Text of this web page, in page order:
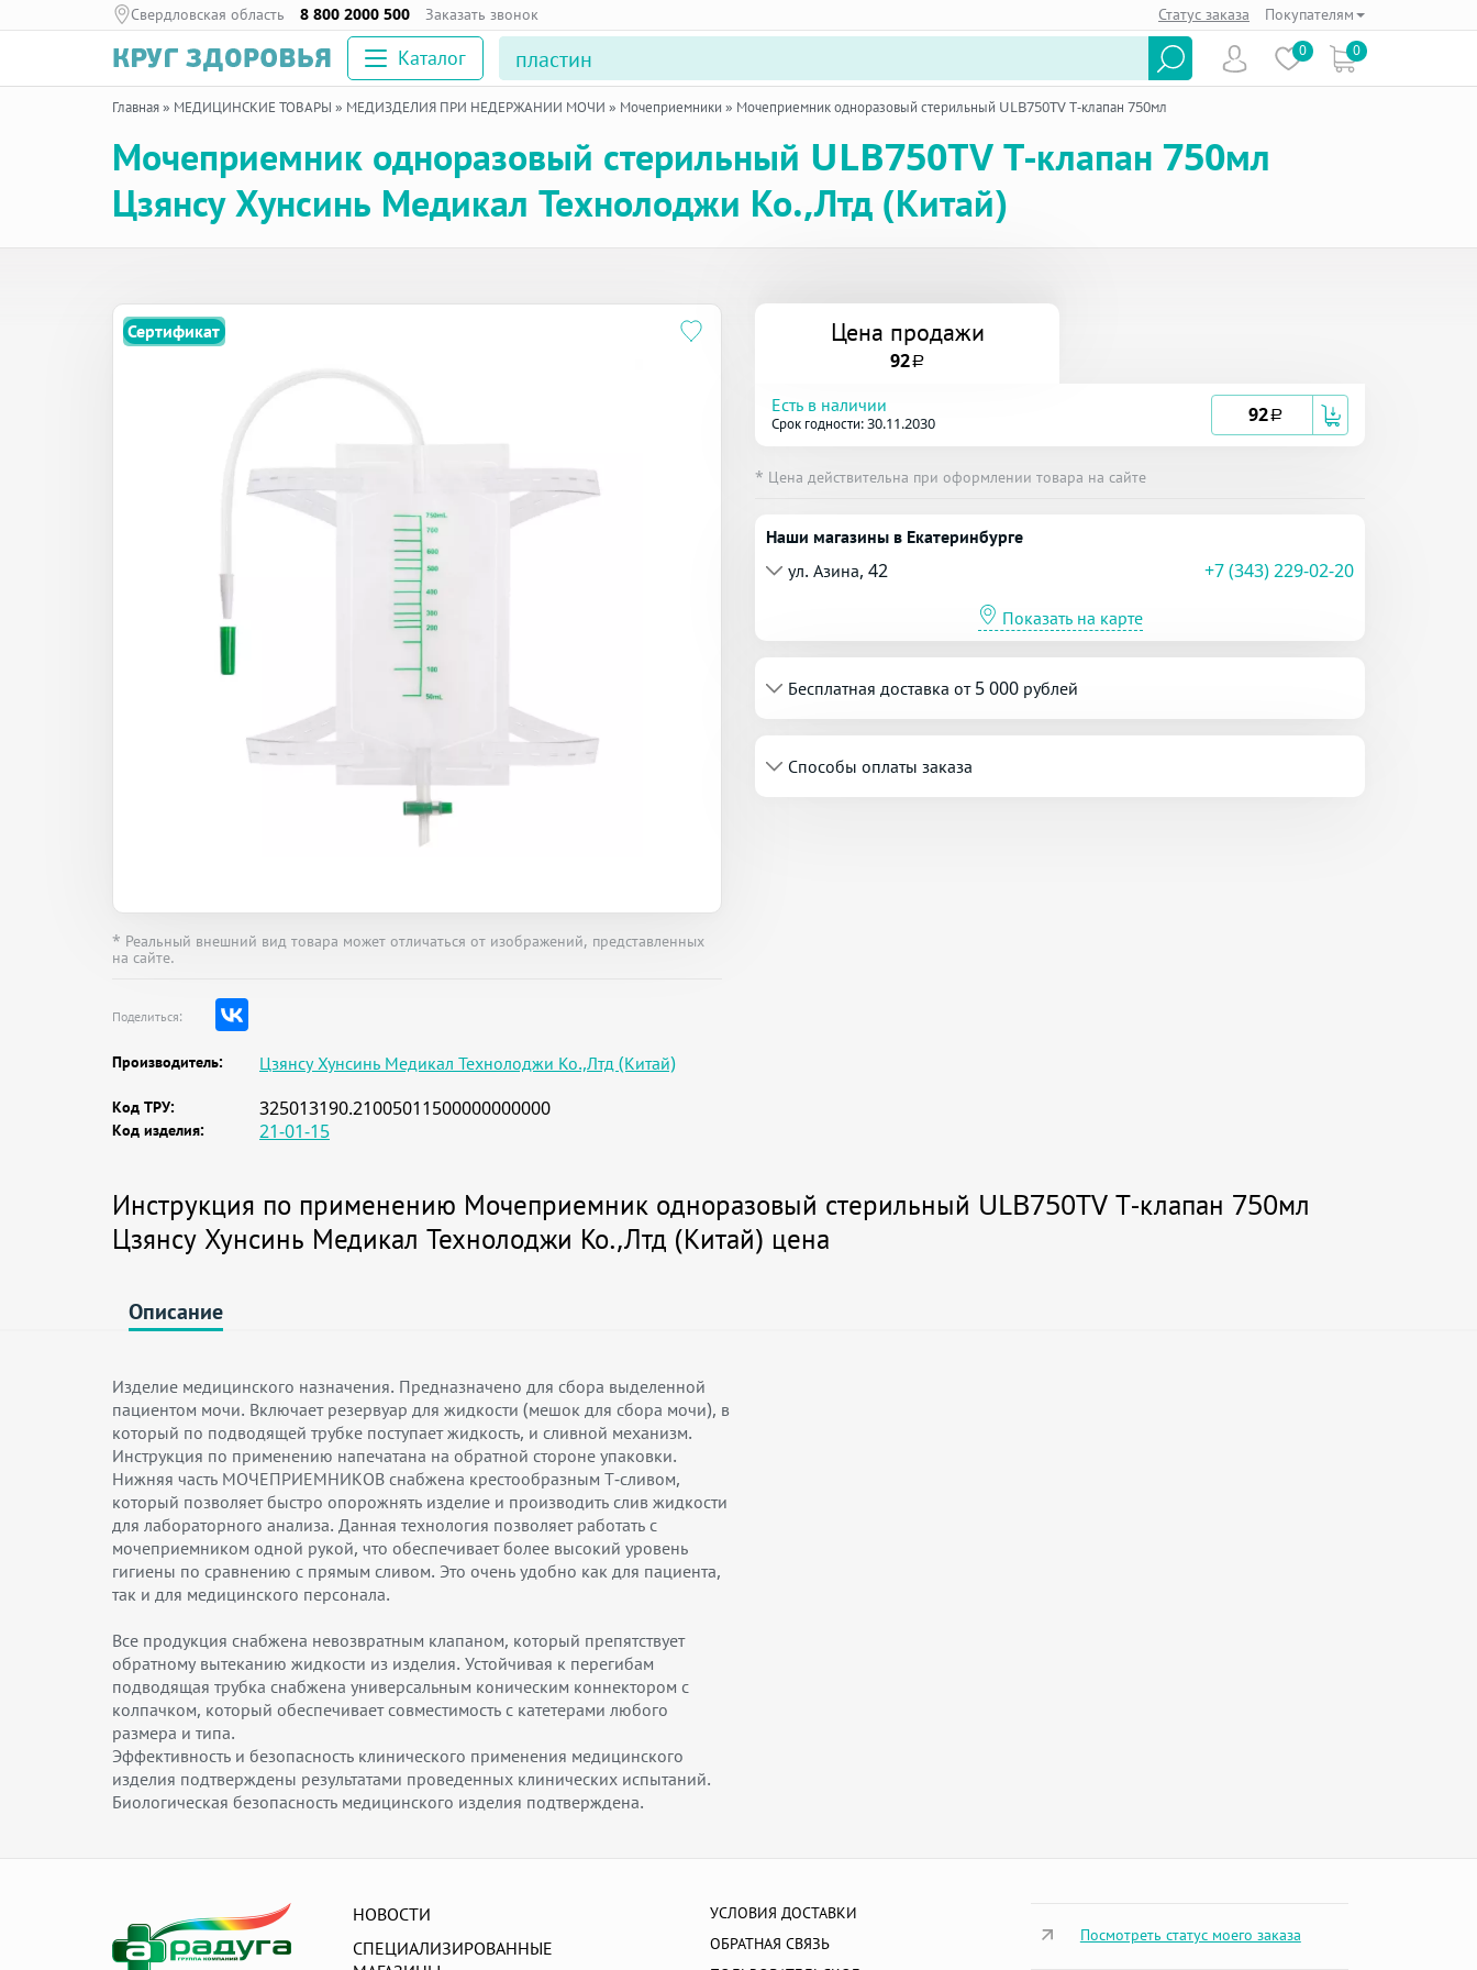
Свердловская область 8 800 2000 500 Заказать звонок Статус заказа Покупателям
Каталог 0 0
Главная» МЕДИЦИНСКИЕ ТОВАРЫ » МЕДИЗДЕЛИЯ ПРИ НЕДЕРЖАНИИ МОЧИ » Мочеприемники » Мочеприемник одноразовый стерильный ULB750TV Т-клапан 750мл
Мочеприемник одноразовый стерильный ULB750TV Т-клапан 750мл
Цзянсу Хунсинь Медикал Технолоджи Ко.,Лтд (Китай)
Сертификат
* Реальный внешний вид товара может отличаться от изображений, представленных
на сайте.
Поделиться:
Производитель: Цзянсу Хунсинь Медикал Технолоджи Ко.,Лтд (Китай)
Код ТРУ: 325013190.21005011500000000000
Код изделия: 21-01-15
Цена продажи
92a
Есть в наличии
Срок годности: 30.11.2030 92a
* Цена действительна при оформлении товара на сайте
Наши магазины в Екатеринбурге
ул. Азина, 42
+7 (343) 229-02-20
Показать на карте
Бесплатная доставка от 5 000 рублей
Способы оплаты заказа
Инструкция по применению Мочеприемник одноразовый стерильный ULB750TV Т-клапан 750мл
Цзянсу Хунсинь Медикал Технолоджи Ко.,Лтд (Китай) цена
Описание
Изделие медицинского назначения. Предназначено для сбора выделенной
пациентом мочи. Включает резервуар для жидкости (мешок для сбора мочи), в
который по подводящей трубке поступает жидкость, и сливной механизм.
Инструкция по применению напечатана на обратной стороне упаковки.
Нижняя часть МОЧЕПРИЕМНИКОВ снабжена крестообразным Т-сливом,
который позволяет быстро опорожнять изделие и производить слив жидкости
для лабораторного анализа. Данная технология позволяет работать с
мочеприемником одной рукой, что обеспечивает более высокий уровень
гигиены по сравнению с прямым сливом. Это очень удобно как для пациента,
так и для медицинского персонала.
Все продукция снабжена невозвратным клапаном, который препятствует
обратному вытеканию жидкости из изделия. Устойчивая к перегибам
подводящая трубка снабжена универсальным коническим коннектором с
колпачком, который обеспечивает совместимость с катетерами любого
размера и типа.
Эффективность и безопасность клинического применения медицинского
изделия подтверждены результатами проведенных клинических испытаний.
Биологическая безопасность медицинского изделия подтверждена.
НОВОСТИ
СПЕЦИАЛИЗИРОВАННЫЕ
УСЛОВИЯ ДОСТАВКИ
ОБРАТНАЯ СВЯЗЬ
Посмотреть статус моего заказа